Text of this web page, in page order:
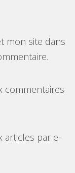
mon site dans
commentaires
articles par e-